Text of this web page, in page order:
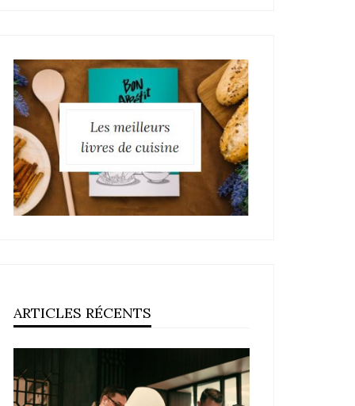
ARTICLES RÉCENTS